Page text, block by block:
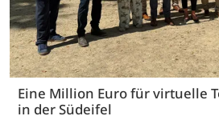
Eine Million Euro für virtuelle
in der Südeifel